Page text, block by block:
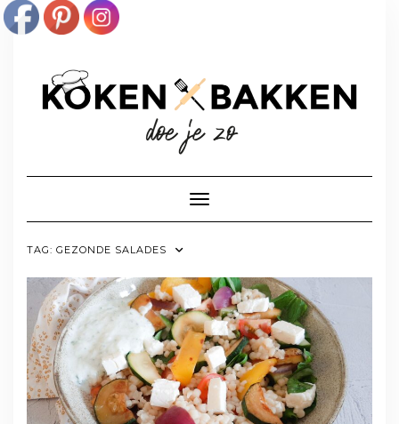
Toggle navigatie
TAG: GEZONDE SALADES